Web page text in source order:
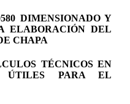
DIMENSIONADO Y
ELABORACIÓN DEL
CHAPA
TÉCNICOS EN
ÚTILES PARA EL